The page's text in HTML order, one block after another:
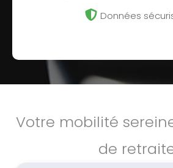
Données
Votre mobilité
de